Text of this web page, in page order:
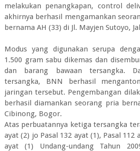
melakukan penangkapan, control
akhirnya berhasil mengamankan
bernama AH (33) di Jl. Mayjen Sutoyo,
Modus yang digunakan serupa
1.500 gram sabu dikemas dan
dan barang bawaan tersangka.
tersangka, BNN berhasil
jaringan tersebut. Pengembangan
berhasil diamankan seorang pria
Cibinong, Bogor.
Atas perbuatannya ketiga tersangka
ayat (2) jo Pasal 132 ayat (1), Pasal 112
ayat (1) Undang-undang Tahun